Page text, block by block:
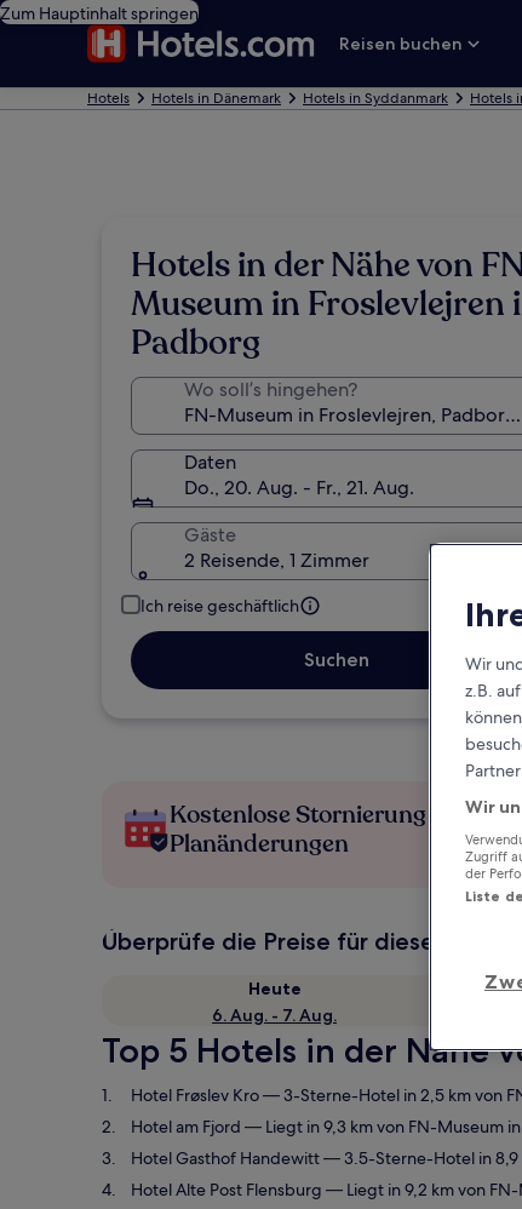
Zum Hauptinhalt springen
Reisen buchen
Hotels Hotels in Dänemark Hotels in Syddanmark Hotels
Hotels in der Nähe von
Museum in Froslevlejren
Padborg
Wo soll’s hingehen?
Daten
Do., 20. Aug. - Fr., 21. Aug.
Gäste
2 Reisende, 1 Zimmer
Ich reise geschäftlich
Suchen
Kostenlose Stornierung bei
Planänderungen
Überprüfe die Preise für diese Daten
Heute
6. Aug. - 7. Aug.
Top 5 Hotels in der Nähe
Hotel Frøslev Kro— 3-Sterne-Hotel in 2,5 km von
Hotel am Fjord — Liegt in 9,3 km von FN-Museum
Hotel Gasthof Handewitt— 3.5-Sterne-Hotel in 8,9
Hotel Alte Post Flensburg — Liegt in 9,2 km von
Wir
z.B.
Wir
Zugriff
der
Liste